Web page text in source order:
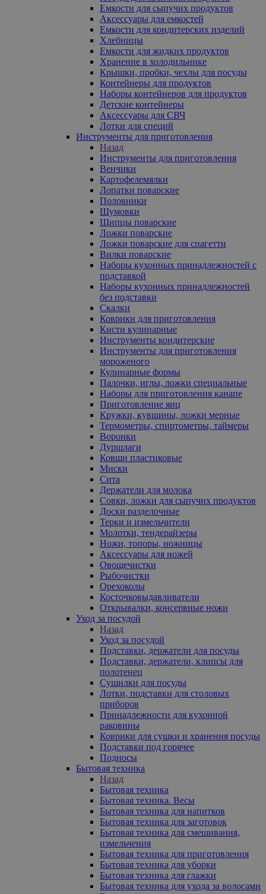
Емкости для сыпучих продуктов
Аксессуары для емкостей
Емкости для кондитерских изделий
Хлебницы
Емкости для жидких продуктов
Хранение в холодильнике
Крышки, пробки, чехлы для посуды
Контейнеры для продуктов
Наборы контейнеров для продуктов
Детские контейнеры
Аксессуары для СВЧ
Лотки для специй
Инструменты для приготовления
Назад
Инструменты для приготовления
Венчики
Картофелемялки
Лопатки поварские
Половники
Шумовки
Щипцы поварские
Ложки поварские
Ложки поварские для спагетти
Вилки поварские
Наборы кухонных принадлежностей с
подставкой
Наборы кухонных принадлежностей
без подставки
Скалки
Коврики для приготовления
Кисти кулинарные
Инструменты кондитерские
Инструменты для приготовления
мороженого
Кулинарные формы
Палочки, иглы, ложки специальные
Наборы для приготовления канапе
Приготовление яиц
Кружки, кувшины, ложки мерные
Термометры, спиртометры, таймеры
Воронки
Дуршлаги
Ковши пластиковые
Миски
Сита
Держатели для молока
Совки, ложки для сыпучих продуктов
Доски разделочные
Терки и измельчители
Молотки, тендерайзеры
Ножи, топоры, ножницы
Аксессуары для ножей
Овощечистки
Рыбочистки
Орехоколы
Косточковыдавливатели
Открывалки, консервные ножи
Уход за посудой
Назад
Уход за посудой
Подставки, держатели для посуды
Подставки, держатели, клипсы для
полотенец
Сушилки для посуды
Лотки, подставки для столовых
приборов
Принадлежности для кухонной
раковины
Коврики для сушки и хранения посуды
Подставки под горячее
Подносы
Бытовая техника
Назад
Бытовая техника
Бытовая техника. Весы
Бытовая техника для напитков
Бытовая техника для заготовок
Бытовая техника для смешивания,
измельчения
Бытовая техника для приготовления
Бытовая техника для уборки
Бытовая техника для глажки
Бытовая техника для ухода за волосами